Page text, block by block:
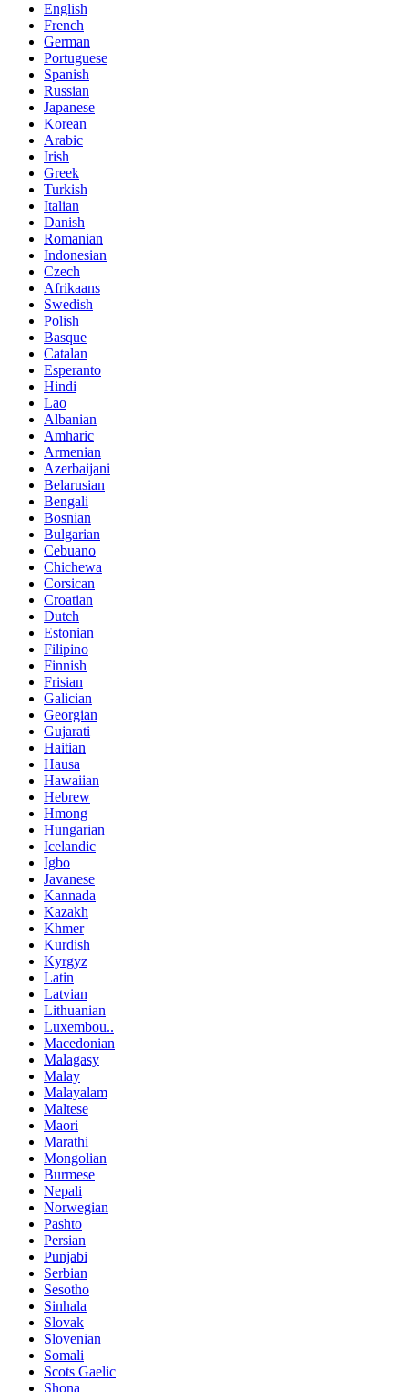
English
French
German
Portuguese
Spanish
Russian
Japanese
Korean
Arabic
Irish
Greek
Turkish
Italian
Danish
Romanian
Indonesian
Czech
Afrikaans
Swedish
Polish
Basque
Catalan
Esperanto
Hindi
Lao
Albanian
Amharic
Armenian
Azerbaijani
Belarusian
Bengali
Bosnian
Bulgarian
Cebuano
Chichewa
Corsican
Croatian
Dutch
Estonian
Filipino
Finnish
Frisian
Galician
Georgian
Gujarati
Haitian
Hausa
Hawaiian
Hebrew
Hmong
Hungarian
Icelandic
Igbo
Javanese
Kannada
Kazakh
Khmer
Kurdish
Kyrgyz
Latin
Latvian
Lithuanian
Luxembou..
Macedonian
Malagasy
Malay
Malayalam
Maltese
Maori
Marathi
Mongolian
Burmese
Nepali
Norwegian
Pashto
Persian
Punjabi
Serbian
Sesotho
Sinhala
Slovak
Slovenian
Somali
Scots Gaelic
Shona